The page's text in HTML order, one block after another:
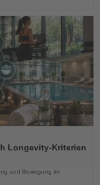
Longevity-Kriterien
und Bewegung im